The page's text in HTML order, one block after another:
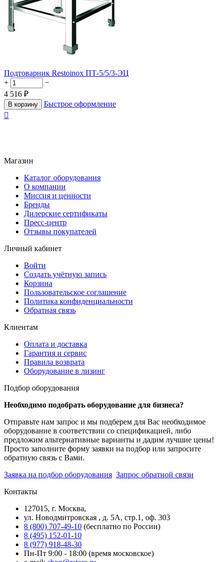
Подтоварник Restoinox ПТ-5/5/3-ЭЦ
+
−
4 516 ₽
В корзину
Быстрое оформление

Магазин
Каталог оборудования
О компании
Миссия и ценности
Бренды
Дилерские сертификаты
Пресс-центр
Отзывы покупателей
Личный кабинет
Войти
Создать учётную запись
Корзина
Пользовательское соглашение
Политика конфиденциальности
Обратная связь
Клиентам
Оплата и доставка
Гарантия и сервис
Правила возврата
Оборудование в лизинг
Подбор оборудования
Необходимо подобрать оборудование для бизнеса?
Отправьте нам запрос и мы подберем для Вас необходимое
оборудование в соответствии со спецификацией, либо
предложим альтернативные варианты и дадим лучшие цены!
Просто заполните форму заявки на подбор или запросите
обратную связь с Вами.
Заявка на подбор оборудования Запрос обратной связи
Контакты
127015, г. Москва,
ул. Новодмитровская , д. 5А, стр.1, оф. 303
8 (800) 707-49-10 (бесплатно по России)
8 (495) 152-01-10
8 (977) 918-48-30
Пн-Пт 9:00 - 18:00 (время московское)